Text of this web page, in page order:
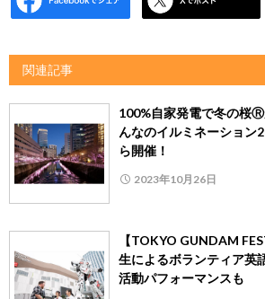
関連記事
100%自家発電で冬の桜
んなのイルミネーション
ら開催！
2023年10月26日
【TOKYO GUNDAM
生によるボランティア英
活動パフォーマンスも